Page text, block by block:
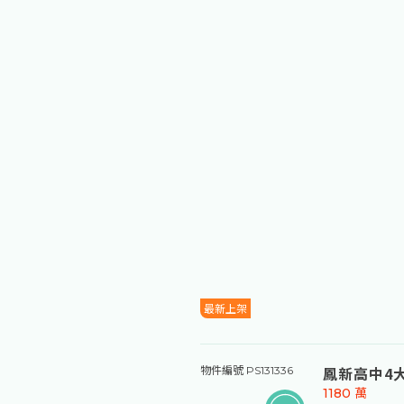
最新上架
物件編號 PS131336 鳳新高中4
1180 萬